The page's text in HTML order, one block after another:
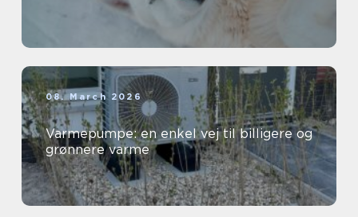
08. March 2026
Varmepumpe: en enkel vej til billigere og
grønnere varme